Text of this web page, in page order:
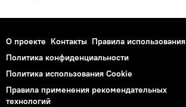
О проекте Контакты Правила использования
Политика конфиденциальности
Политика использования Cookie
Правила применения рекомендательных
технологий